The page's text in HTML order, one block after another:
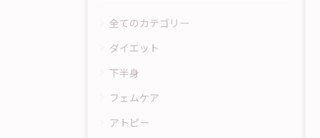
全てのカテゴリー
ダイエット
下半身
フェムケア
アトピー